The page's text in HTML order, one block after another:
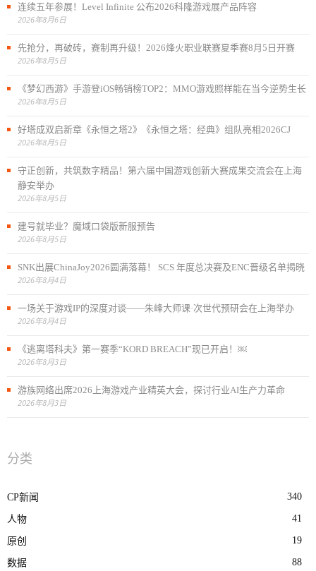
连续五年参展！Level Infinite 公布2026科隆游戏展产品阵容
2026年8月6日
先抢分，再破砖，赛制再升级！2026烽火职业联赛夏季赛8月5日开赛
2026年8月5日
《梦幻西游》手游登iOS畅销榜TOP2：MMO游戏照样能在当今逆势生长
2026年8月5日
好塔成双启新章《永恒之塔2》《永恒之塔：经典》组队亮相2026CJ
2026年8月5日
守正创新，共筑数字精品！第六届中国游戏创新大赛成果交流会在上海
静安举办
2026年8月5日
建号就毕业？魔域口袋版新服预告
2026年8月5日
SNK出展ChinaJoy2026圆满落幕！ SCS 年度总决赛及ENC晋级名单揭晓
2026年8月4日
一场关于游戏IP的深度对谈——朱峰大师课·次世代预研会在上海举办
2026年8月4日
《逃离塔科夫》第一赛季“KORD BREACH”现已开启！￼
2026年8月3日
游族网络出席2026上海游戏产业精英大会，探讨行业AI生产力革命
2026年8月3日
分类
CP新闻 340
人物 41
原创 19
数据 88